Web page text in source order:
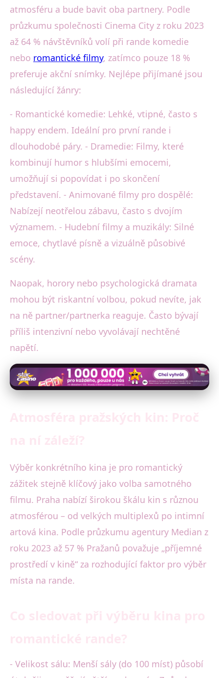
atmosféru a bude bavit oba partnery. Podle
průzkumu společnosti Cinema City z roku 2023
až 64 % návštěvníků volí při rande komedie
nebo romantické filmy, zatímco pouze 18 %
preferuje akční snímky. Nejlépe přijímané jsou
následující žánry:
- Romantické komedie: Lehké, vtipné, často s
happy endem. Ideální pro první rande i
dlouhodobé páry. - Dramedie: Filmy, které
kombinují humor s hlubšími emocemi,
umožňují si popovídat i po skončení
představení. - Animované filmy pro dospělé:
Nabízejí neotřelou zábavu, často s dvojím
významem. - Hudební filmy a muzikály: Silné
emoce, chytlavé písně a vizuálně působivé
scény.
Naopak, horory nebo psychologická dramata
mohou být riskantní volbou, pokud nevíte, jak
na ně partner/partnerka reaguje. Často bývají
příliš intenzivní nebo vyvolávají nechtěné
napětí.
Výběr konkrétního kina je pro romantický
zážitek stejně klíčový jako volba samotného
filmu. Praha nabízí širokou škálu kin s různou
atmosférou – od velkých multiplexů po intimní
artová kina. Podle průzkumu agentury Median z
roku 2023 až 57 % Pražanů považuje „příjemné
prostředí v kině“ za rozhodující faktor pro výběr
místa na rande.
- Velikost sálu: Menší sály (do 100 míst) působí